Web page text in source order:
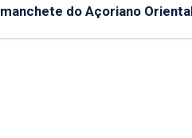
manchete do Açoriano